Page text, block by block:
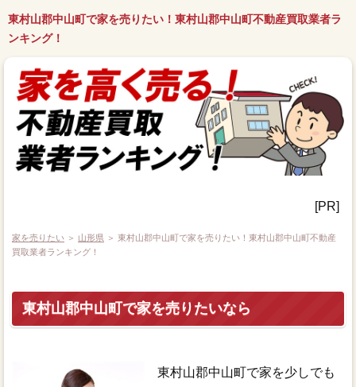
東村山郡中山町で家を売りたい！東村山郡中山町不動産買取業者ラ
ンキング！
[PR]
家を売りたい ＞ 山形県 ＞ 東村山郡中山町で家を売りたい！東村山郡中山町不動産
買取業者ランキング！
東村山郡中山町で家を売りたいなら
東村山郡中山町で家を少しでも